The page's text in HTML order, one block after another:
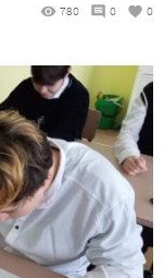
780 0 0